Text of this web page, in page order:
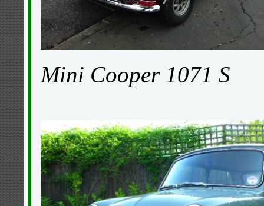
Mini Cooper 1071 S